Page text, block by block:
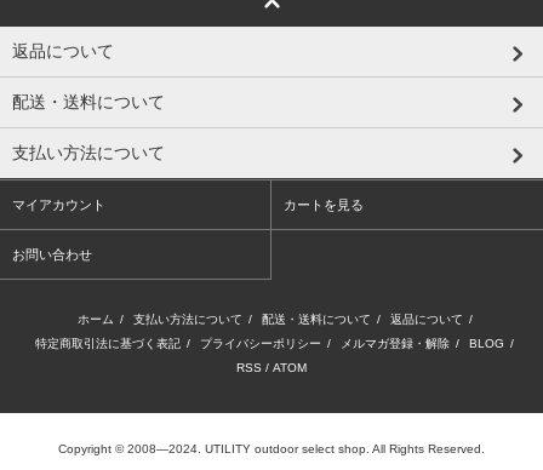
返品について
配送・送料について
支払い方法について
マイアカウント カートを見る
お問い合わせ
ホーム / 支払い方法について / 配送・送料について / 返品について /
特定商取引法に基づく表記 / プライバシーポリシー / メルマガ登録・解除 / BLOG /
RSS / ATOM
Copyright © 2008―2024. UTILITY outdoor select shop. All Rights Reserved.